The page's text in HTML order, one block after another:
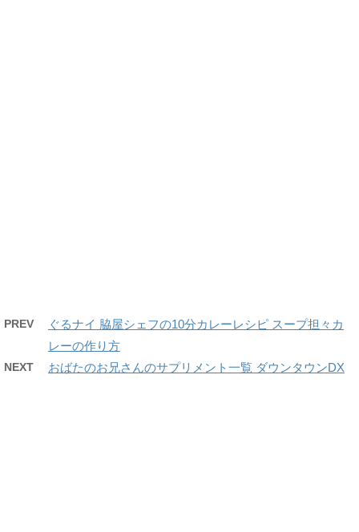
PREV
ぐるナイ 脇屋シェフの10分カレーレシピ スープ担々カ
レーの作り方
NEXT おばたのお兄さんのサプリメント一覧 ダウンタウンDX